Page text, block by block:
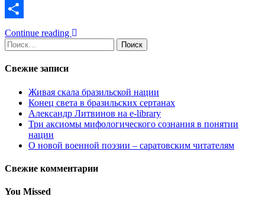
Link
VK
Отправить
Continue reading
Найти:
Свежие записи
Живая скала бразильской нации
Конец света в бразильских сертанах
Александр Литвинов на e-library
Три аксиомы мифологического сознания в понятии
нации
О новой военной поэзии – саратовским читателям
Свежие комментарии
You Missed